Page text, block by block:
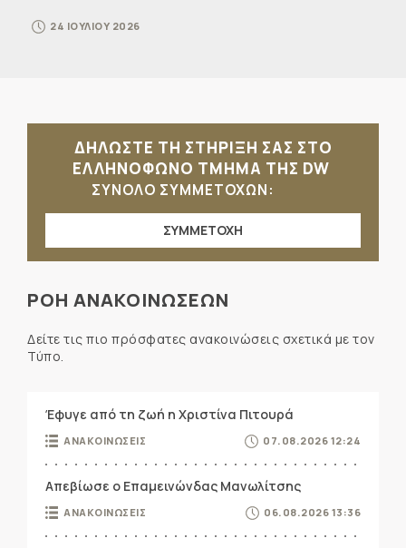
24 ΙΟΥΛΙΟΥ 2026
ΔΗΛΩΣΤΕ ΤΗ ΣΤΗΡΙΞΗ ΣΑΣ ΣΤΟ
ΕΛΛΗΝΟΦΩΝΟ ΤΜΗΜΑ ΤΗΣ DW
ΣΥΝΟΛΟ ΣΥΜΜΕΤΟΧΩΝ:
ΣΥΜΜΕΤΟΧΗ
ΡΟΗ ΑΝΑΚΟΙΝΩΣΕΩΝ
Δείτε τις πιο πρόσφατες ανακοινώσεις σχετικά με τον
Τύπο.
Έφυγε από τη ζωή η Χριστίνα Πιτουρά
ΑΝΑΚΟΙΝΩΣΕΙΣ 07.08.2026 12:24
Απεβίωσε ο Επαμεινώνδας Μανωλίτσης
ΑΝΑΚΟΙΝΩΣΕΙΣ 06.08.2026 13:36